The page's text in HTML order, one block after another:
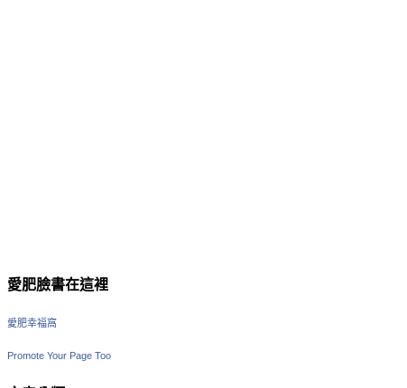
愛肥臉書在這裡
愛肥幸福窩
Promote Your Page Too